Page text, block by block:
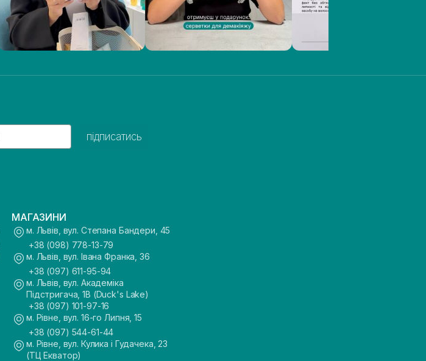
підписатись
МАГАЗИНИ
м. Львів, вул. Степана Бандери, 45
+38 (098) 778-13-79
м. Львів, вул. Івана Франка, 36
+38 (097) 611-95-94
м. Львів, вул. Академіка
Підстригача, 1В (Duck's Lake)
+38 (097) 101-97-16
м. Рівне, вул. 16-го Липня, 15
+38 (097) 544-61-44
м. Рівне, вул. Кулика і Гудачека, 23
(ТЦ Екватор)